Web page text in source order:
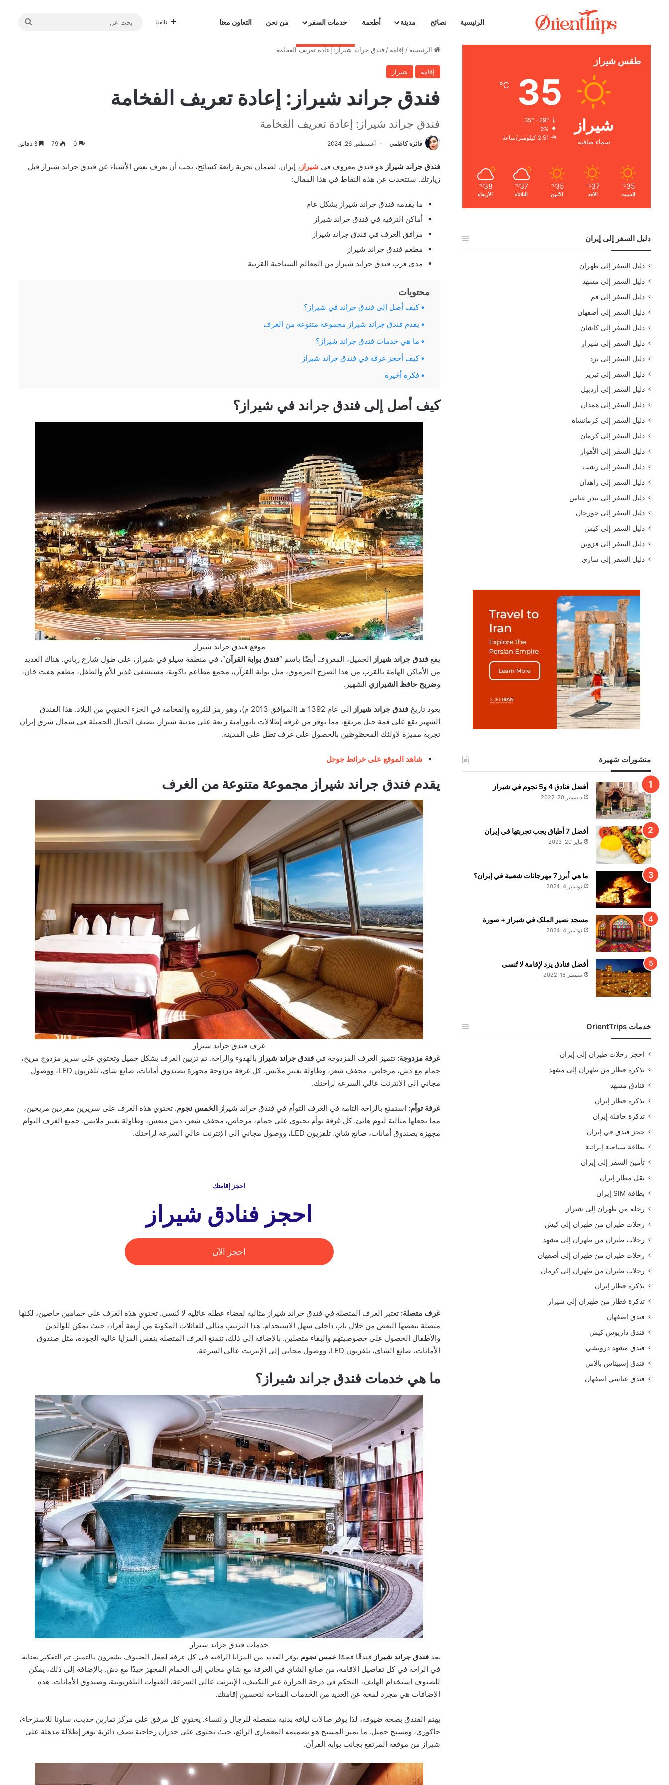
الرئيسية نصائح مدينة أطعمة خدمات السفر من نحن التعاون معنا تابعنا
بحث
الرئيسية / إقامة / فندق جراند شيراز: إعادة تعريف الفخامة
إقامة شيراز
فندق جراند شيراز: إعادة تعريف الفخامة
فندق جراند شيراز: إعادة تعريف الفخامة
فائزه كاظمي أغسطس 26, 2024 0
79
فندق جراند شيراز هو فندق معروف في شيراز ، إيران. لضمان تجربة رائعة كسائح، يجب أن تعرف بعض الأشياء عن فندق جراند شيراز قبل
زيارتك. سنتحدث عن هذه النقاط في هذا المقال:
ما يقدمه فندق جراند شيراز بشكل عام
أماكن الترفيه في فندق جراند شيراز
مرافق الغرف في فندق جراند شيراز
مطعم فندق جراند شيراز
مدى قرب فندق جراند شيراز من المعالم السياحية القريبة
محتويات
كيف أصل إلى فندق جراند في شيراز؟
يقدم فندق جراند شيراز مجموعة متنوعة من الغرف
ما هي خدمات فندق جراند شيراز؟
كيف أحجز غرفة في فندق جراند شيراز
فكرة أخيرة
كيف أصل إلى فندق جراند في شيراز؟
موقع فندق جراند شيراز
يقعفندق جراند شيراز الجميل، المعروف أيضًا باسم “فندق بوابة القرآن“، في منطقة سيلو في شيراز، على طول شارع رباني. هناك العديد
من الأماكن الهامة بالقرب من هذا الصرح المرموق، مثل بوابة القرآن، مجمع مطاعم باكوية، مستشفى غدير للأم والطفل، مطعم هفت خان،
وضريح حافظ الشيرازي الشهير.
يعود تاريخفندق جراند شيراز
إلى عام 1392 هـ (الموافق 2013 م)، وهو رمز للثروة والفخامة في الجزء الجنوبي من البلاد. هذا الفندق
الشهير يقع على قمة جبل مرتفع، مما يوفر من غرفه إطلالات بانورامية رائعة على مدينة شيراز. تضيف الجبال الجميلة في شمال شرق إيران
تجربة مميزة لأولئك المحظوظين بالحصول على غرف تطل على المدينة.
شاهد الموقع على خرائط جوجل
يقدم فندق جراند شيراز مجموعة متنوعة من الغرف
غرف فندق جراند شيراز
غرفة مزدوجة: تتميز الغرف المزدوجة فيفندق جراند شيراز بالهدوء والراحة. تم تزيين الغرف بشكل جميل وتحتوي على سرير مزدوج مريح،
حمام مع دش، مرحاض، مجفف شعر، وطاولة تغيير ملابس. كل غرفة مزدوجة مجهزة بصندوق أمانات، صانع شاي، تلفزيون LED، ووصول
مجاني إلى الإنترنت عالي السرعة لراحتك.
غرفة توأم: استمتع بالراحة التامة في الغرف التوأم في فندق جراند شيراز الخمس نجوم. تحتوي هذه الغرف على سريرين مفردين مريحين،
مما يجعلها مثالية لنوم هانئ. كل غرفة توأم تحتوي على حمام، مرحاض، مجفف شعر، دش منعش، وطاولة تغيير ملابس. جميع الغرف التوأم
مجهزة بصندوق أمانات، صانع شاي، تلفزيون LED، ووصول مجاني إلى الإنترنت عالي السرعة لراحتك.
احجز إقامتك
احجز فنادق شيراز
احجز الآن
غرف متصلة: تعتبر الغرف المتصلة في فندق جراند شيراز مثالية لقضاء عطلة عائلية لا تُنسى. تحتوي هذه الغرف على حمامين خاصين، لكنها
متصلة ببعضها البعض من خلال باب داخلي سهل الاستخدام. هذا الترتيب مثالي للعائلات المكونة من أربعة أفراد، حيث يمكن للوالدين
والأطفال الحصول على خصوصيتهم والبقاء متصلين. بالإضافة إلى ذلك، تتمتع الغرف المتصلة بنفس المزايا عالية الجودة، مثل صندوق
الأمانات، صانع الشاي، تلفزيون LED، ووصول مجاني إلى الإنترنت عالي السرعة.
ما هي خدمات فندق جراند شيراز؟
خدمات فندق جراند شيراز
يعدفندق جراند شيراز فندقًا فخمًاخمس نجوم يوفر العديد من المزايا الراقية في كل غرفة لجعل الضيوف يشعرون بالتميز. تم التفكير بعناية
في الراحة في كل تفاصيل الإقامة، من صانع الشاي في الغرفة مع شاي مجاني إلى الحمام المجهز جيدًا مع دش. بالإضافة إلى ذلك، يمكن
للضيوف استخدام الهاتف، التحكم في درجة الحرارة عبر التكييف، الإنترنت عالي السرعة، القنوات التلفزيونية، وصندوق الأمانات. هذه
الإضافات هي مجرد لمحة عن العديد من الخدمات المتاحة لتحسين إقامتك.
يهتم الفندق بصحة ضيوفه، لذا يوفر صالات لياقة بدنية منفصلة للرجال والنساء. يحتوي كل مرفق على مركز تمارين حديث، ساونا للاسترخاء،
جاكوزي، ومسبح جميل. ما يميز المسبح هو تصميمه المعماري الرائع، حيث يحتوي على جدران زجاجية نصف دائرية توفر إطلالة مذهلة على
شيراز من موقعه المرتفع بجانب بوابة القرآن.
طقس شيراز
شيراز
سماء صافية
35
℃
35º - 29º
9%
2.51 كيلومتر/ساعة
35
℃
السبت
37
℃
الأحد
35
℃
الأثنين
37
℃
الثلاثاء
38
℃
الأربعاء
دليل السفر إلى إيران
دليل السفر إلى طهران
دليل السفر إلى مشهد
دليل السفر إلى قم
دليل السفر إلى أصفهان
دليل السفر إلى كاشان
دليل السفر إلى شيراز
دليل السفر إلى يزد
دليل السفر إلى تبريز
دليل السفر إلى أردبيل
دليل السفر إلى همدان
دليل السفر إلى كرمانشاه
دليل السفر إلى كرمان
دليل السفر إلى الأهواز
دليل السفر إلى رشت
دليل السفر إلى زاهدان
دليل السفر إلى بندر عباس
دليل السفر إلى جورجان
دليل السفر إلى كيش
دليل السفر إلى قزوين
دليل السفر إلى ساري
منشورات شهيرة
أفضل فنادق 4 و5 نجوم في شيراز
ديسمبر 20, 2022
أفضل 7 أطباق يجب تجربتها في إيران
يناير 20, 2023
ما هي أبرز 7 مهرجانات شعبية في إيران؟
نوفمبر 4, 2024
مسجد نصير الملک في شيراز + صورة
نوفمبر 4, 2024
أفضل فنادق يزد لإقامة لا تُنسى
سبتمبر 18, 2022
خدمات OrientTrips
احجز رحلات طيران إلى إيران
تذكرة قطار من طهران إلى مشهد
فنادق مشهد
تذكرة قطار إيران
تذكرة حافلة إيران
حجز فندق في إيران
بطاقة سياحية إيرانية
تأمين السفر إلى إيران
نقل مطار إيران
بطاقة SIM إيران
رحلة من طهران إلى شيراز
رحلات طيران من طهران إلى كيش
رحلات طيران من طهران إلى مشهد
رحلات طيران من طهران إلى أصفهان
رحلات طيران من طهران إلى كرمان
تذكرة قطار إيران
تذكرة قطار من طهران إلى شيراز
فندق اصفهان
فندق داريوش كيش
فندق مشهد درويشي
فندق إسبيناس بالاس
فندق عباسي اصفهان